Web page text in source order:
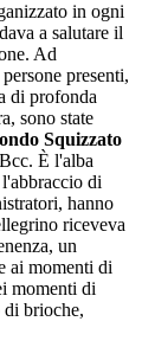
in ogni
a salutare il
Ad
presenti,
di profonda
sono state
Squizzato
È l'alba
di
hanno
riceveva
un
ai momenti di
momenti di
brioche,